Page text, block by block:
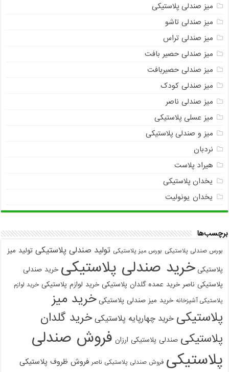
میز صندلی پلاستیکی
میز صندلی تاشو
میز صندلی تراس
میز صندلی حصیر بافت
میز صندلی حصیربافت
میز صندلی کودک
میز صندلی ناصر
میز عسلی پلاستیکی
میز و صندلی پلاستیکی
نردبان
هیراد پلاست
یخدان پلاستیکی
یخدان یونولیت
برچسب‌ها
بورس صندلی پلاستیکی بورس میز پلاستیکی تولید صندلی پلاستیکی تولید میز
پلاستیکی خرید صندلی پلاستیکی خرید صندلی
پلاستیکی ناصر خرید عمده گلدان پلاستیکی خرید لوازم پلاستیکی خرید لوازم
پلاستیکی آشپزخانه خرید میز صندلی پلاستیکی خرید میز
پلاستیکی خرید چهارپایه پلاستیکی خرید گلدان
پلاستیکی صندلی پلاستیکی ارزان فروش صندلی
پلاستیکی فروش صندلی پلاستیکی ناصر فروش ظروف پلاستیکی